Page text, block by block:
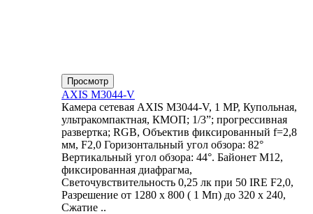
Просмотр
AXIS M3044-V
Камера сетевая AXIS M3044-V, 1 MP, Купольная,
ультракомпактная, КМОП; 1/3”; прогрессивная
развертка; RGB, Объектив фиксированный f=2,8
мм, F2,0 Горизонтальный угол обзора: 82°
Вертикальный угол обзора: 44°. Байонет М12,
фиксированная диафрагма,
Светочувствительность 0,25 лк при 50 IRE F2,0,
Разрешение от 1280 x 800 ( 1 Мп) до 320 x 240,
Сжатие ..